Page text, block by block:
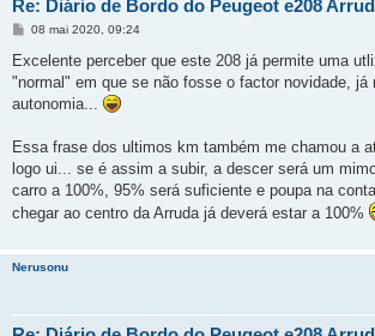
Re: Diário de Bordo do Peugeot e208
M
n
a
g
08 mai 2020, 09:24
Excelente perceber que este 208 já permite uma
"normal" em que se não fosse o factor novidade, já
autonomia...
Essa frase dos ultimos km também me chamou a
logo ui... se é assim a subir, a descer será um
carro a 100%, 95% será suficiente e poupa na
chegar ao centro da Arruda já deverá estar a 100%
Nerusonu